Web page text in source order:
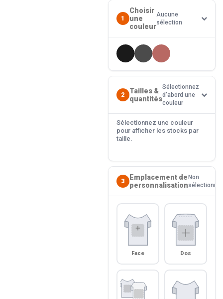
1
Choisir
une
couleur
Aucune
sélection
2
Tailles &
quantités
Sélectionnez
d'abord une
couleur
Sélectionnez une couleur
pour afficher les stocks par
taille.
3
Emplacement de
personnalisation
Non
sélectionné
Face Dos